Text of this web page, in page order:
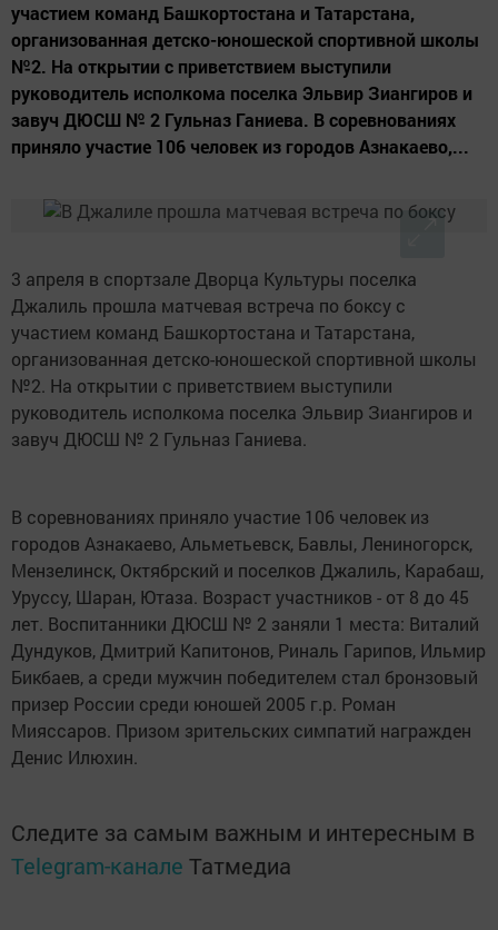
участием команд Башкортостана и Татарстана,
организованная детско-юношеской спортивной школы
№2. На открытии с приветствием выступили
руководитель исполкома поселка Эльвир Зиангиров и
завуч ДЮСШ № 2 Гульназ Ганиева. В соревнованиях
приняло участие 106 человек из городов Азнакаево,...
3 апреля в спортзале Дворца Культуры поселка
Джалиль прошла матчевая встреча по боксу с
участием команд Башкортостана и Татарстана,
организованная детско-юношеской спортивной школы
№2. На открытии с приветствием выступили
руководитель исполкома поселка Эльвир Зиангиров и
завуч ДЮСШ № 2 Гульназ Ганиева.
В соревнованиях приняло участие 106 человек из
городов Азнакаево, Альметьевск, Бавлы, Лениногорск,
Мензелинск, Октябрский и поселков Джалиль, Карабаш,
Уруссу, Шаран, Ютаза. Возраст участников - от 8 до 45
лет. Воспитанники ДЮСШ № 2 заняли 1 места: Виталий
Дундуков, Дмитрий Капитонов, Риналь Гарипов, Ильмир
Бикбаев, а среди мужчин победителем стал бронзовый
призер России среди юношей 2005 г.р. Роман
Мияссаров. Призом зрительских симпатий награжден
Денис Илюхин.
Следите за самым важным и интересным в
Telegram-канале Татмедиа